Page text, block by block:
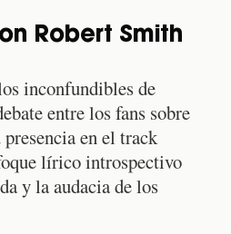
Robert Smith
inconfundibles de
entre los fans sobre
en el track
lírico introspectivo
y la audacia de los